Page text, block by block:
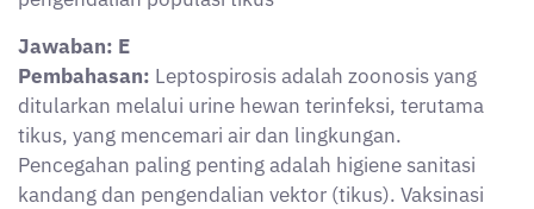
Jawaban: E
Pembahasan: Leptospirosis adalah zoonosis yang
ditularkan melalui urine hewan terinfeksi, terutama
tikus, yang mencemari air dan lingkungan.
Pencegahan paling penting adalah higiene sanitasi
kandang dan pengendalian vektor (tikus). Vaksinasi